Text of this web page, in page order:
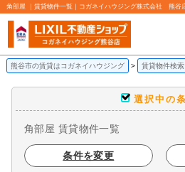
角部屋 ｜賃貸物件一覧｜コガネイハウジング株式会社 熊谷
熊谷市の賃貸はコガネイハウジング 賃貸物件検索
選択中の
角部屋 賃貸物件一覧
条件を変更